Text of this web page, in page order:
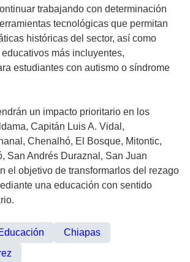
trabajando con determinación
tecnológicas que permitan
históricas del sector, así como
más incluyentes,
estudiantes con autismo o síndrome
un impacto prioritario en los
Capitán Luis A. Vidal,
Chenalhó, El Bosque, Mitontic,
San Andrés Duraznal, San Juan
el objetivo de transformarlos del rezago
una educación con sentido
Chiapas